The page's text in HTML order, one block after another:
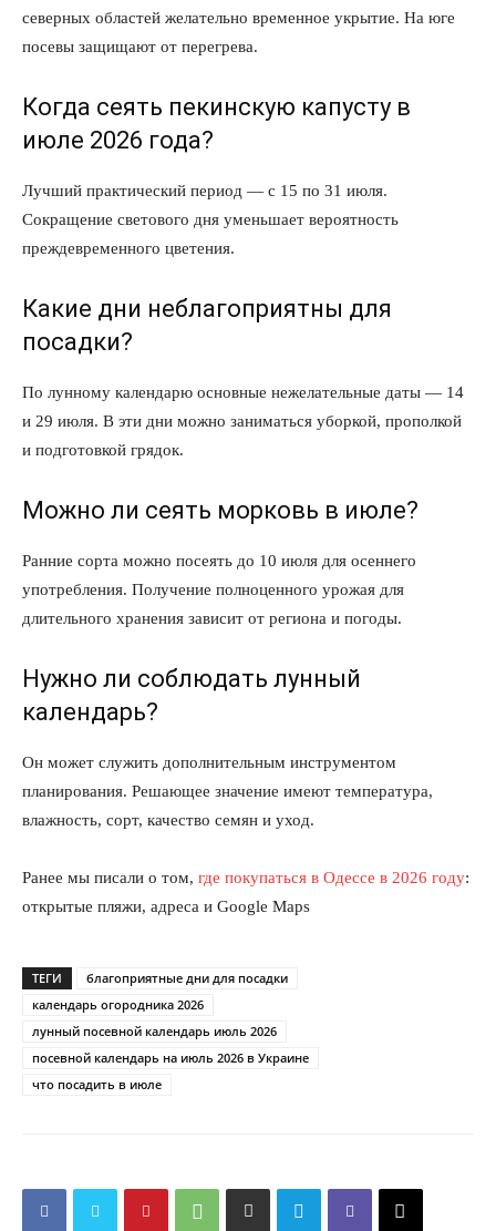
северных областей желательно временное укрытие. На юге
посевы защищают от перегрева.
Когда сеять пекинскую капусту в
июле 2026 года?
Лучший практический период — с 15 по 31 июля.
Сокращение светового дня уменьшает вероятность
преждевременного цветения.
Какие дни неблагоприятны для
посадки?
По лунному календарю основные нежелательные даты — 14
и 29 июля. В эти дни можно заниматься уборкой, прополкой
и подготовкой грядок.
Можно ли сеять морковь в июле?
Ранние сорта можно посеять до 10 июля для осеннего
употребления. Получение полноценного урожая для
длительного хранения зависит от региона и погоды.
Нужно ли соблюдать лунный
календарь?
Он может служить дополнительным инструментом
планирования. Решающее значение имеют температура,
влажность, сорт, качество семян и уход.
Ранее мы писали о том, где покупаться в Одессе в 2026 году:
открытые пляжи, адреса и Google Maps
ТЕГИ
благоприятные дни для посадки
календарь огородника 2026
лунный посевной календарь июль 2026
посевной календарь на июль 2026 в Украине
что посадить в июле